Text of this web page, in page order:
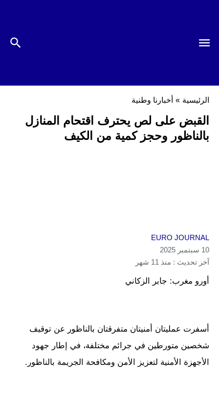
الرئيسية » أخبارنا وطنية
القبض على لص يحترف اقتحام المنازل
بالناظور وحجز كمية من الكيف
EURO JOURNAL
10 سبتمبر 2025
آخر تحديث : منذ 11 شهر
أورو مغرب: جابر الزكاني
أسفرت عمليتان أمنيتان متفرقتان بالناظور عن توقيف
شخصين متورطين في جرائم مختلفة، في إطار جهود
الأجهزة الأمنية لتعزيز الأمن ومكافحة الجريمة بالناظور.